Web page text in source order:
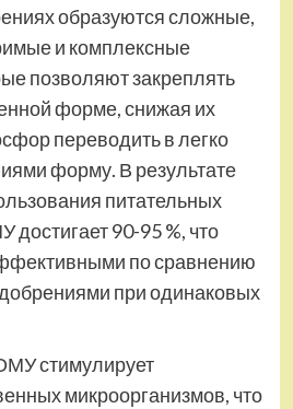
образуются сложные,
и комплексные
позволяют закреплять
форме, снижая их
переводить в легко
форму. В результате
питательных
90-95 %, что
по сравнению
при одинаковых
стимулирует
микроорганизмов, что